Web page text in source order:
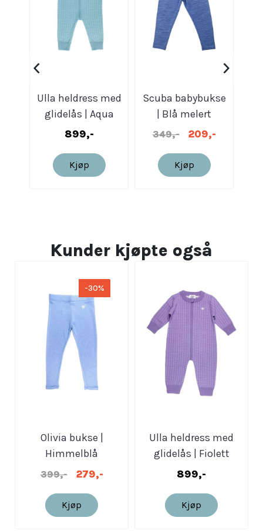
Ulla heldress med
glidelås | Aqua
899,-
Kjøp
Scuba babybukse
| Blå melert
349,- 209,-
Kjøp
‹ ›
Kunder kjøpte også
-30%
Olivia bukse |
Himmelblå
399,- 279,-
Kjøp
Ulla heldress med
glidelås | Fiolett
899,-
Kjøp